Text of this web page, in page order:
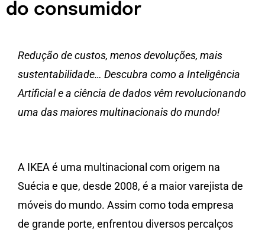
do consumidor
Redução de custos, menos devoluções, mais
sustentabilidade… Descubra como a Inteligência
Artificial e a ciência de dados vêm revolucionando
uma das maiores multinacionais do mundo!
A IKEA é uma multinacional com origem na
Suécia e que, desde 2008, é a maior varejista de
móveis do mundo. Assim como toda empresa
de grande porte, enfrentou diversos percalços